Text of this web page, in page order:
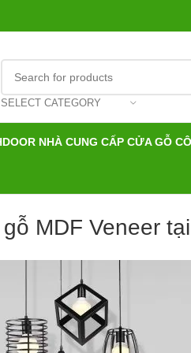
SELECT CATEGORY
NHÀ CUNG CẤP CỬA GỖ
MDF Veneer